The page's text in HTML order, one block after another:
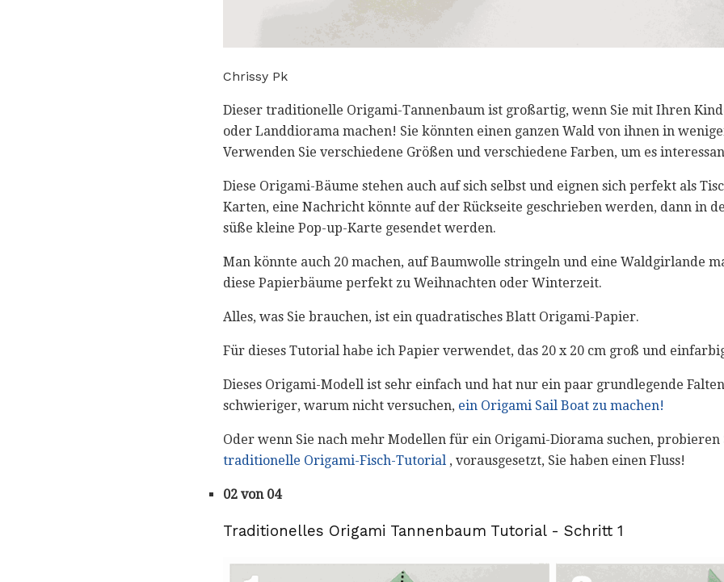
Chrissy Pk
Dieser traditionelle Origami-Tannenbaum ist großartig, wenn Sie mit Ihren
oder Landdiorama machen! Sie könnten einen ganzen Wald von ihnen in
Verwenden Sie verschiedene Größen und verschiedene Farben, um es
Diese Origami-Bäume stehen auch auf sich selbst und eignen sich perfekt als
Karten, eine Nachricht könnte auf der Rückseite geschrieben werden, dann in
süße kleine Pop-up-Karte gesendet werden.
Man könnte auch 20 machen, auf Baumwolle stringeln und eine Waldgirlande
diese Papierbäume perfekt zu Weihnachten oder Winterzeit.
Alles, was Sie brauchen, ist ein quadratisches Blatt Origami-Papier.
Für dieses Tutorial habe ich Papier verwendet, das 20 x 20 cm groß und
Dieses Origami-Modell ist sehr einfach und hat nur ein paar grundlegende
schwieriger, warum nicht versuchen, ein Origami Sail Boat zu machen!
Oder wenn Sie nach mehr Modellen für ein Origami-Diorama suchen, probieren
traditionelle Origami-Fisch-Tutorial , vorausgesetzt, Sie haben einen Fluss!
02 von 04
Traditionelles Origami Tannenbaum Tutorial - Schritt 1